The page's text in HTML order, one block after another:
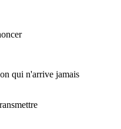
qui n'arrive jamais